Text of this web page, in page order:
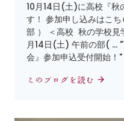
10月14日(土)に高校『秋
す！ 参加申し込みはこ
部 ） ＜高校 秋の学校見
月14日(土) 午前の部( …
会』参加申込受付開始！
このブログを読む